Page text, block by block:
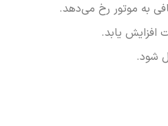
به موتور رخ می‌دهد.
یابد.
شود.